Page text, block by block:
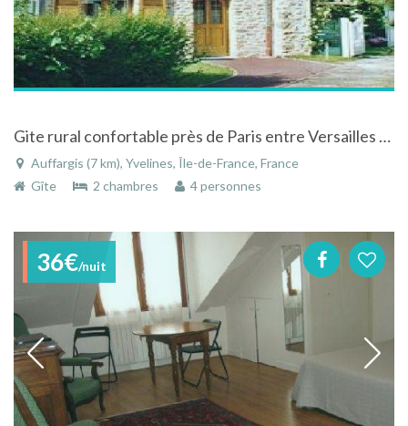
Gite rural confortable près de Paris entre Versailles et Rambouillet à Auffargis dans les Yvelines
Auffargis (7 km), Yvelines, Île-de-France, France
Gîte
2 chambres 4 personnes
36€/nuit